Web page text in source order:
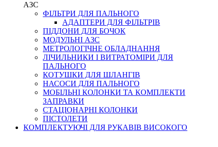
АЗС
ФІЛЬТРИ ДЛЯ ПАЛЬНОГО
АДАПТЕРИ ДЛЯ ФІЛЬТРІВ
ПІДДОНИ ДЛЯ БОЧОК
МОДУЛЬНІ АЗС
МЕТРОЛОГІЧНЕ ОБЛАДНАННЯ
ЛІЧИЛЬНИКИ І ВИТРАТОМІРИ ДЛЯ
ПАЛЬНОГО
КОТУШКИ ДЛЯ ШЛАНГІВ
НАСОСИ ДЛЯ ПАЛЬНОГО
МОБІЛЬНІ КОЛОНКИ ТА КОМПЛЕКТИ
ЗАПРАВКИ
СТАЦІОНАРНІ КОЛОНКИ
ПІСТОЛЕТИ
КОМПЛЕКТУЮЧІ ДЛЯ РУКАВІВ ВИСОКОГО